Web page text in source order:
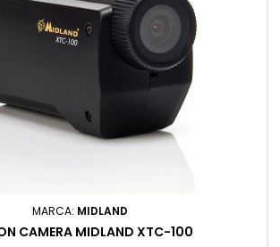
MARCA: MIDLAND
CAMERA MIDLAND XTC-100